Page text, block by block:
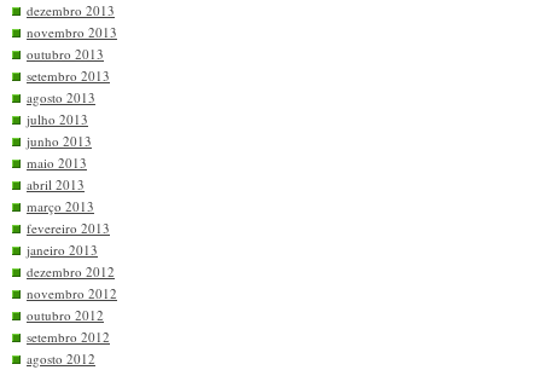
dezembro 2013
novembro 2013
outubro 2013
setembro 2013
agosto 2013
julho 2013
junho 2013
maio 2013
abril 2013
março 2013
fevereiro 2013
janeiro 2013
dezembro 2012
novembro 2012
outubro 2012
setembro 2012
agosto 2012